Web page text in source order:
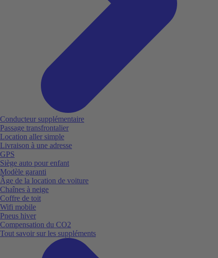
Conducteur supplémentaire
Passage transfrontalier
Location aller simple
Livraison à une adresse
GPS
Siège auto pour enfant
Modèle garanti
Âge de la location de voiture
Chaînes à neige
Coffre de toit
Wifi mobile
Pneus hiver
Compensation du CO2
Tout savoir sur les suppléments